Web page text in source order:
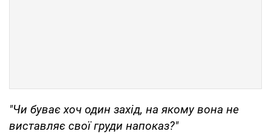
"Чи буває хоч один захід, на якому вона не
виставляє свої груди напоказ?"